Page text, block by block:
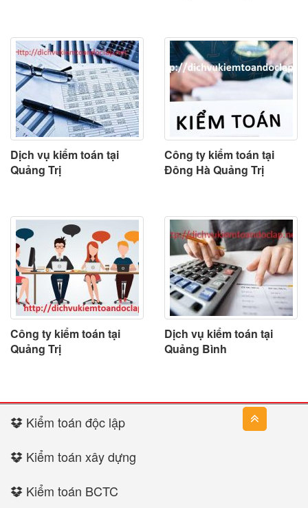
Dịch vụ kiểm toán tại
Quảng Trị
Công ty kiểm toán tại
Đông Hà Quảng Trị
Công ty kiểm toán tại
Quảng Trị
Dịch vụ kiểm toán tại
Quảng Bình
Kiểm toán độc lập
Kiểm toán xây dựng
Kiểm toán BCTC